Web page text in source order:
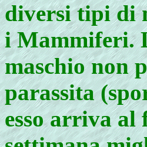
diversi tipi di
i Mammiferi.
maschio non
parassita
esso arriva al